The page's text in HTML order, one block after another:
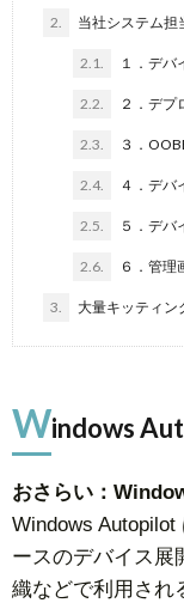
2. 当社システム担
2.1. １．デバ
2.2. ２．デプ
2.3. ３．
2.4. ４．デバ
2.5. ５．デバ
2.6. ６．管理
3. 大量キッティン
Windows
おさらい：
Windows
ースのデバイス展
織などで利用され